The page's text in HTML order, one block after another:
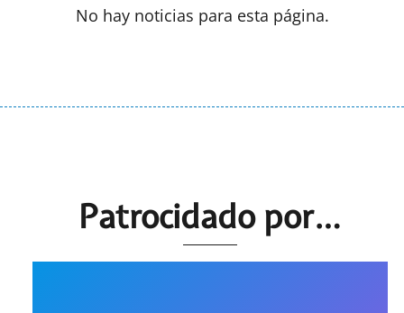
No hay noticias para esta página.
Patrocidado por…